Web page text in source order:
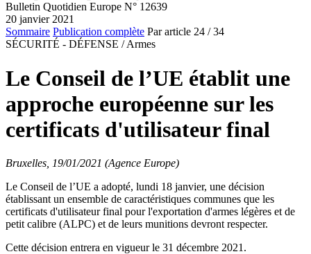
Bulletin Quotidien Europe N° 12639
20 janvier 2021
Sommaire Publication complète Par article 24 / 34
SÉCURITÉ - DÉFENSE / Armes
Le Conseil de l’UE établit une
approche européenne sur les
certificats d'utilisateur final
Bruxelles, 19/01/2021 (Agence Europe)
Le Conseil de l’UE a adopté, lundi 18 janvier, une décision
établissant un ensemble de caractéristiques communes que les
certificats d'utilisateur final pour l'exportation d'armes légères et de
petit calibre (ALPC) et de leurs munitions devront respecter.
Cette décision entrera en vigueur le 31 décembre 2021.